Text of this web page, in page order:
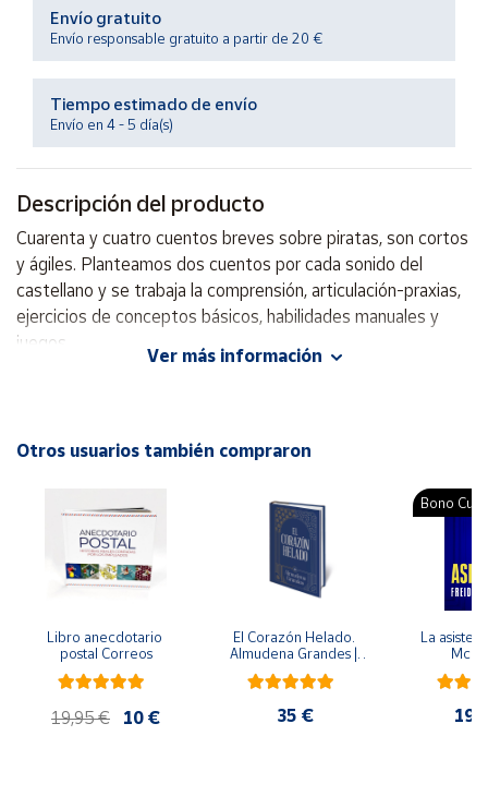
de ayuda
Contacto
Vendedores
Mapa de
vendedores
Hazte
vendedor
Área
vendedor
cliente
Ubicación
Península
Canarias,
Ceuta y
Melilla
Envío gratuito
Envío responsable gratuito a partir de 20 €
Tiempo estimado de envío
Envío en 4 - 5 día(s)
Descripción del producto
Cuarenta y cuatro cuentos breves sobre piratas, son cortos
y ágiles. Planteamos dos cuentos por cada sonido del
castellano y se trabaja la comprensión, articulación-praxias,
ejercicios de conceptos básicos, habilidades manuales y
juegos.
ISBN: 9788478699117
Ver más información
Otros usuarios también compraron
Libro anecdotario
postal Correos
19,95 € 10 €
El Corazón Helado.
Almudena Grandes |
Edición especial de
lujo | Libro con sello y
35 €
Bono
La